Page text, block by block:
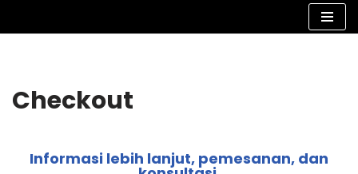
Checkout
Informasi lebih lanjut, pemesanan, dan